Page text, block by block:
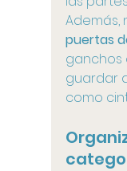
Además,
puertas
ganchos
guardar
como